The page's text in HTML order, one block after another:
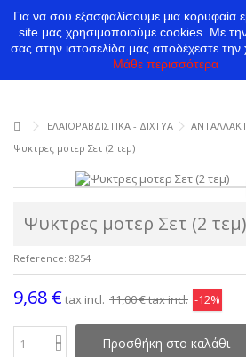
ΕΛΑΙΟΡΑΒΔΙΣΤΙΚΑ - ΔΙΧΤΥΑ
Ψυκτρες μοτερ Σετ (2 τεμ)
Ψυκτρες μοτερ Σετ (2 τεμ)
Reference: 8254
9,68 €tax incl. 11,00 €tax incl. -12%
Προσθήκη στο καλάθι
Για να σου εξασφαλίσουμε μια κορυφαία
site μας χρησιμοποιούμε cookies. Με
σας στην ιστοσελίδα μας αποδέχεστε την
Μάθε περισσότερα